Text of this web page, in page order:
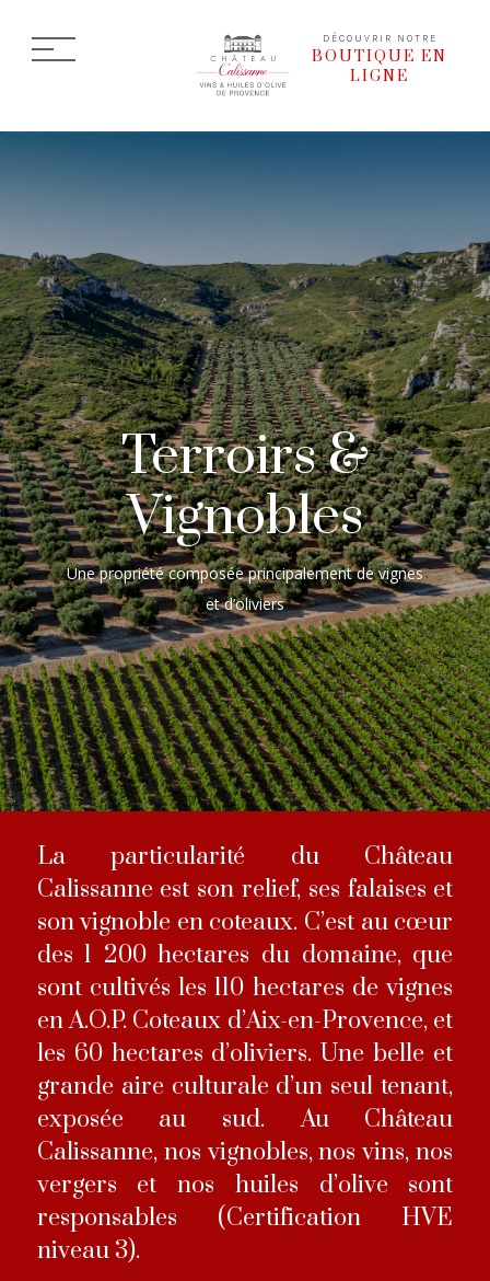
DÉCOUVRIR NOTRE
BOUTIQUE EN
LIGNE
Terroirs &
Vignobles
Une propriété composée principalement de vignes
et d’oliviers
La particularité du Château
Calissanne est son relief, ses falaises et
son vignoble en coteaux. C’est au cœur
des 1 200 hectares du domaine, que
sont cultivés les 110 hectares de vignes
en A.O.P. Coteaux d’Aix-en-Provence, et
les 60 hectares d’oliviers. Une belle et
grande aire culturale d’un seul tenant,
exposée au sud. Au Château
Calissanne, nos vignobles, nos vins, nos
vergers et nos huiles d’olive sont
responsables (Certification HVE
niveau 3).